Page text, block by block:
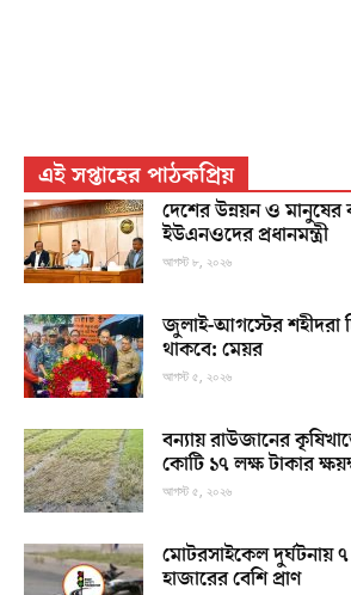
এই সপ্তাহের পাঠকপ্রিয়
দেশের উন্নয়ন ও
ইউএনওদের প্রধানমন্ত্রী
আগস্ট ৮, ২০২৬
জুলাই-আগস্টের শহীদরা
থাকবে: মেয়র
আগস্ট ৫, ২০২৬
বন্যায় রাউজানের
কোটি ১৭ লক্ষ টাকার
আগস্ট ৫, ২০২৬
মোটরসাইকেল দুর্ঘটনায়
হাজারের বেশি প্রাণ